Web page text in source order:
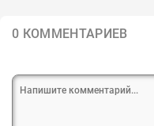
0 КОММЕНТАРИЕВ